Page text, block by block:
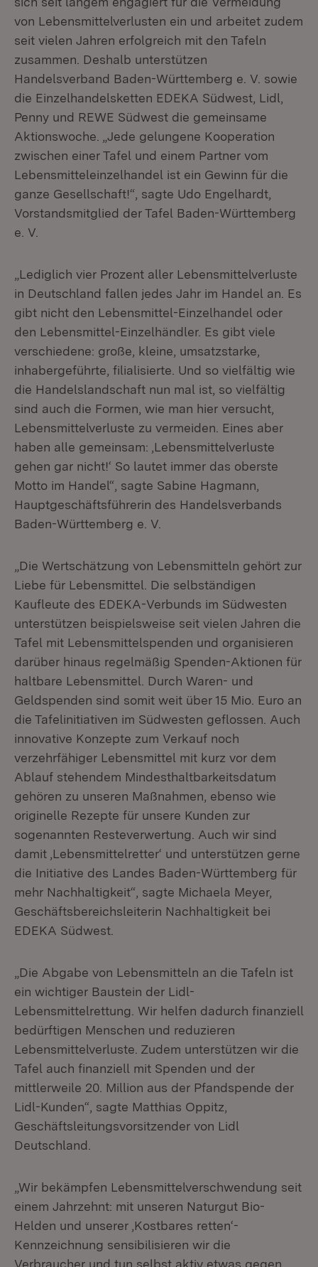
von Lebensmittelverlusten ein und arbeitet zudem
seit vielen Jahren erfolgreich mit den Tafeln
zusammen. Deshalb unterstützen
Handelsverband Baden-Württemberg e. V. sowie
die Einzelhandelsketten EDEKA Südwest, Lidl,
Penny und REWE Südwest die gemeinsame
Aktionswoche. „Jede gelungene Kooperation
zwischen einer Tafel und einem Partner vom
Lebensmitteleinzelhandel ist ein Gewinn für die
ganze Gesellschaft!“, sagte Udo Engelhardt,
Vorstandsmitglied der Tafel Baden-Württemberg
e. V.
„Lediglich vier Prozent aller Lebensmittelverluste
in Deutschland fallen jedes Jahr im Handel an. Es
gibt nicht den Lebensmittel-Einzelhandel oder
den Lebensmittel-Einzelhändler. Es gibt viele
verschiedene: große, kleine, umsatzstarke,
inhabergeführte, filialisierte. Und so vielfältig wie
die Handelslandschaft nun mal ist, so vielfältig
sind auch die Formen, wie man hier versucht,
Lebensmittelverluste zu vermeiden. Eines aber
haben alle gemeinsam: ‚Lebensmittelverluste
gehen gar nicht!‘ So lautet immer das oberste
Motto im Handel“, sagte Sabine Hagmann,
Hauptgeschäftsführerin des Handelsverbands
Baden-Württemberg e. V.
„Die Wertschätzung von Lebensmitteln gehört zur
Liebe für Lebensmittel. Die selbständigen
Kaufleute des EDEKA-Verbunds im Südwesten
unterstützen beispielsweise seit vielen Jahren die
Tafel mit Lebensmittelspenden und organisieren
darüber hinaus regelmäßig Spenden-Aktionen für
haltbare Lebensmittel. Durch Waren- und
Geldspenden sind somit weit über 15 Mio. Euro an
die Tafelinitiativen im Südwesten geflossen. Auch
innovative Konzepte zum Verkauf noch
verzehrfähiger Lebensmittel mit kurz vor dem
Ablauf stehendem Mindesthaltbarkeitsdatum
gehören zu unseren Maßnahmen, ebenso wie
originelle Rezepte für unsere Kunden zur
sogenannten Resteverwertung. Auch wir sind
damit ‚Lebensmittelretter‘ und unterstützen gerne
die Initiative des Landes Baden-Württemberg für
mehr Nachhaltigkeit“, sagte Michaela Meyer,
Geschäftsbereichsleiterin Nachhaltigkeit bei
EDEKA Südwest.
„Die Abgabe von Lebensmitteln an die Tafeln ist
ein wichtiger Baustein der Lidl-
Lebensmittelrettung. Wir helfen dadurch finanziell
bedürftigen Menschen und reduzieren
Lebensmittelverluste. Zudem unterstützen wir die
Tafel auch finanziell mit Spenden und der
mittlerweile 20. Million aus der Pfandspende der
Lidl-Kunden“, sagte Matthias Oppitz,
Geschäftsleitungsvorsitzender von Lidl
Deutschland.
„Wir bekämpfen Lebensmittelverschwendung seit
einem Jahrzehnt: mit unseren Naturgut Bio-
Helden und unserer ‚Kostbares retten‘-
Kennzeichnung sensibilisieren wir die
Verbraucher und tun selbst aktiv etwas gegen